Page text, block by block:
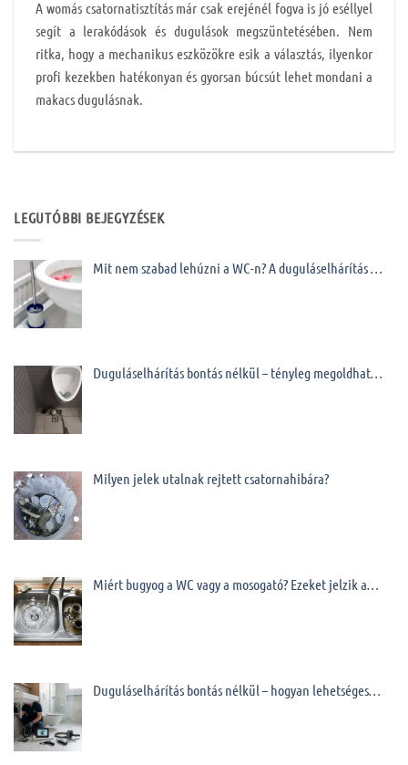
A womás csatornatisztítás már csak erejénél fogva is jó eséllyel
segít a lerakódások és dugulások megszüntetésében. Nem
ritka, hogy a mechanikus eszközökre esik a választás, ilyenkor
profi kezekben hatékonyan és gyorsan búcsút lehet mondani a
makacs dugulásnak.
LEGUTÓBBI BEJEGYZÉSEK
Mit nem szabad lehúzni a WC-n? A duguláselhárítás …
Duguláselhárítás bontás nélkül – tényleg megoldhat…
Milyen jelek utalnak rejtett csatornahibára?
Miért bugyog a WC vagy a mosogató? Ezeket jelzik a…
Duguláselhárítás bontás nélkül – hogyan lehetséges…